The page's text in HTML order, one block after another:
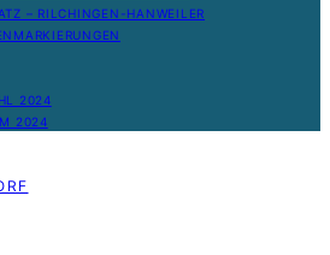
– RILCHINGEN-HANWEILER
2024
2024